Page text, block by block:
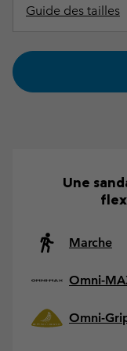
Guide des tailles
Une
Marche
Omni-
Omni-